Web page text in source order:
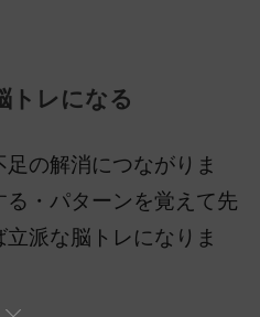
トレになる
の解消につながりま
・パターンを覚えて先
派な脳トレになりま